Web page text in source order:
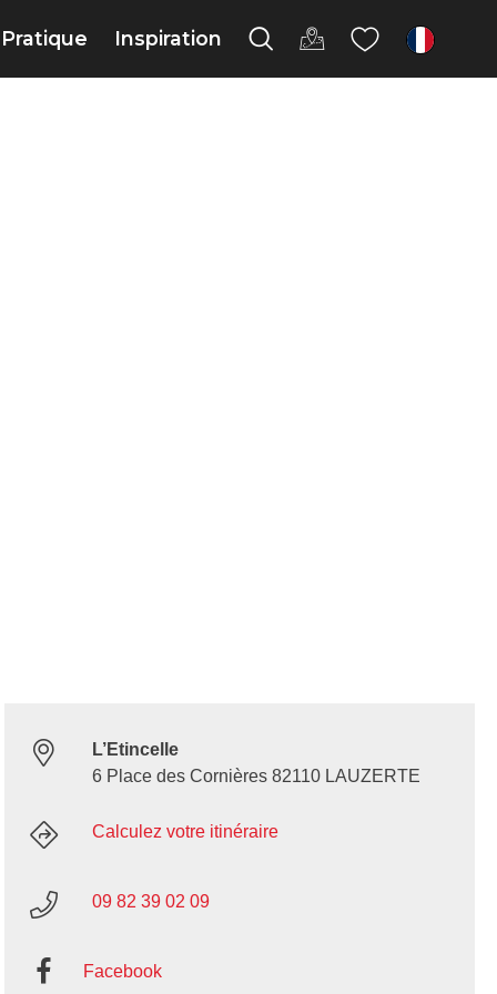
Pratique Inspiration fr
L’Etincelle
6 Place des Cornières 82110 LAUZERTE
Calculez votre itinéraire
09 82 39 02 09
Facebook